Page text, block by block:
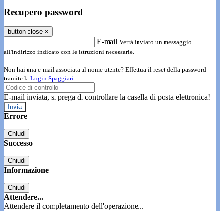
Recupero password
button close ×
E-mail Verrà inviato un messaggio
all'indirizzo indicato con le istruzioni necessarie.
Non hai una e-mail associata al nome utente? Effettua il reset della password
tramite la Login Spaggiari
E-mail inviata, si prega di controllare la casella di posta elettronica!
Errore
Chiudi
Successo
Chiudi
Informazione
Chiudi
Attendere...
Attendere il completamento dell'operazione...